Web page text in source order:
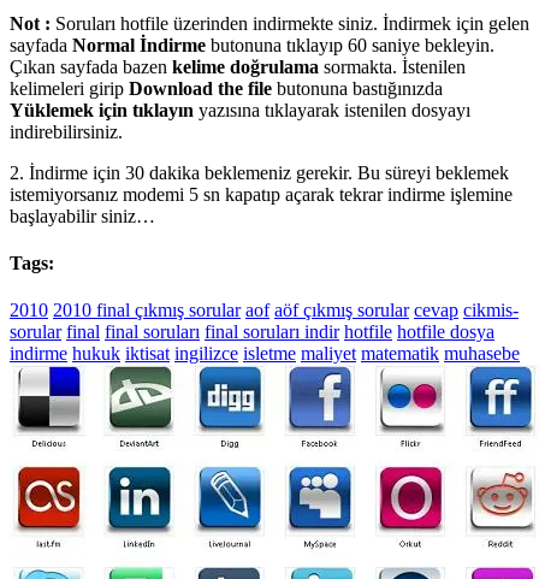
Not : Soruları hotfile üzerinden indirmekte siniz. İndirmek için gelen
sayfada Normal İndirme butonuna tıklayıp 60 saniye bekleyin.
Çıkan sayfada bazen kelime doğrulama sormakta. İstenilen
kelimeleri girip Download the file butonuna bastığınızda
Yüklemek için tıklayın yazısına tıklayarak istenilen dosyayı
indirebilirsiniz.
2. İndirme için 30 dakika beklemeniz gerekir. Bu süreyi beklemek
istemiyorsanız modemi 5 sn kapatıp açarak tekrar indirme işlemine
başlayabilir siniz…
Tags:
2010 2010 final çıkmış sorular aof aöf çıkmış sorular cevap cikmis-
sorular final final soruları final soruları indir hotfile hotfile dosya
indirme hukuk iktisat ingilizce isletme maliyet matematik muhasebe